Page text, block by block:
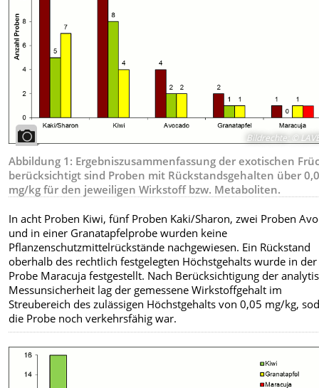
Bildrechte: ©
Abbildung 1: Ergebniszusammenfassung der exotischen
berücksichtigt sind Proben mit Rückstandsgehalten über
mg/kg für den jeweiligen Wirkstoff bzw. Metaboliten.
In acht Proben Kiwi, fünf Proben Kaki/Sharon, zwei Proben
und in einer Granatapfelprobe wurden keine
Pflanzenschutzmittelrückstände nachgewiesen. Ein Rückstand
oberhalb des rechtlich festgelegten Höchstgehalts wurde in der
Probe Maracuja festgestellt. Nach Berücksichtigung der
Messunsicherheit lag der gemessene Wirkstoffgehalt im
Streubereich des zulässigen Höchstgehalts von 0,05 mg/kg,
die Probe noch verkehrsfähig war.